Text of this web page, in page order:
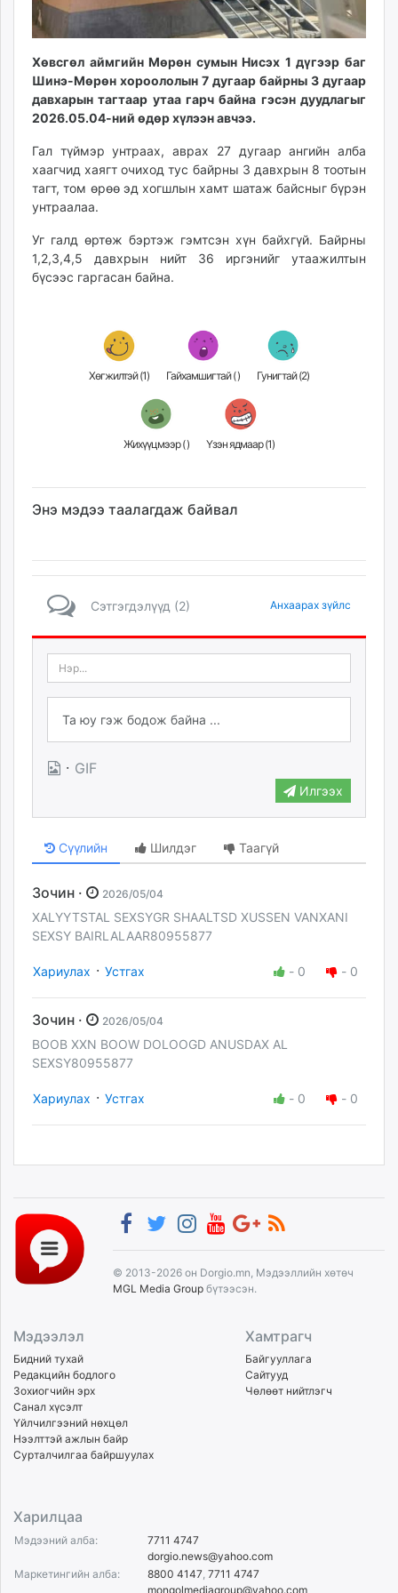
unuudur.mn
isee.mn
mglradio.com
fact.mn
itoim.mn
tumen.mn
shuum.mn
times.mn
tvmongolia.mn
mass.mn
unegui.mn
assa.mn
toim.mn
Хөвсгөл аймгийн Мөрөн сумын Нисэх 1 дүгээр баг
Шинэ-Мөрөн хороололын 7 дугаар байрны 3 дугаар
давхарын тагтаар утаа гарч байна гэсэн дуудлагыг
2026.05.04-ний өдөр хүлээн авчээ.
Гал түймэр унтраах, аврах 27 дугаар ангийн алба
хаагчид хаягт очиход тус байрны 3 давхрын 8 тоотын
тагт, том өрөө эд хогшлын хамт шатаж байсныг бүрэн
унтраалаа.
Уг галд өртөж бэртэж гэмтсэн хүн байхгүй. Байрны
1,2,3,4,5 давхрын нийт 36 иргэнийг утаажилтын
бүсээс гаргасан байна.
Хөгжилтэй (1) Гайхамшигтай () Гунигтай (2)
Жихүүцмээр () Үзэн ядмаар (1)
Энэ мэдээ таалагдаж байвал
Сэтгэгдэлүүд (2) Анхаарах зүйлс
· GIF
Илгээх
Сүүлийн Шилдэг Таагүй
Зочин · 2026/05/04
XALYYTSTAL SEXSYGR SHAALTSD XUSSEN VANXANI
SEXSY BAIRLALAAR80955877
Хариулах · Устгах - 0 - 0
Зочин · 2026/05/04
BOOB XXN BOOW DOLOOGD ANUSDAX AL
SEXSY80955877
Хариулах · Устгах - 0 - 0
© 2013-2026 он Dorgio.mn, Мэдээллийн хөтөч
MGL Media Group бүтээсэн.
Мэдээлэл
Бидний тухай
Редакцийн бодлого
Зохиогчийн эрх
Санал хүсэлт
Үйлчилгээний нөхцөл
Нээлттэй ажлын байр
Сурталчилгаа байршуулах
Хамтрагч
Байгууллага
Сайтууд
Чөлөөт нийтлэгч
Харилцаа
Мэдээний алба:
7711 4747
dorgio.news@yahoo.com
Маркетингийн алба:
8800 4147 7711 4747
mongolmediagroup@yahoo.com